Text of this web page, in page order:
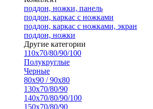
поддон, ножки, панель
поддон, каркас с ножками
поддон, каркас с ножками, экран
поддон, ножки
Другие категории
110х70/80/90/100
Полукруглые
Черные
80х90 / 90х80
130х70/80/90
140х70/80/90/100
150х70/80/90